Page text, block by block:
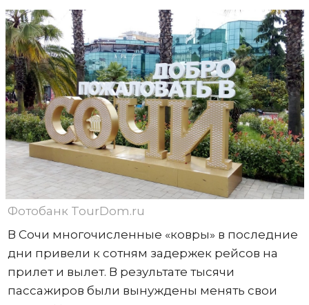
Фотобанк TourDom.ru
В Сочи многочисленные «ковры» в последние
дни привели к сотням задержек рейсов на
прилет и вылет. В результате тысячи
пассажиров были вынуждены менять свои